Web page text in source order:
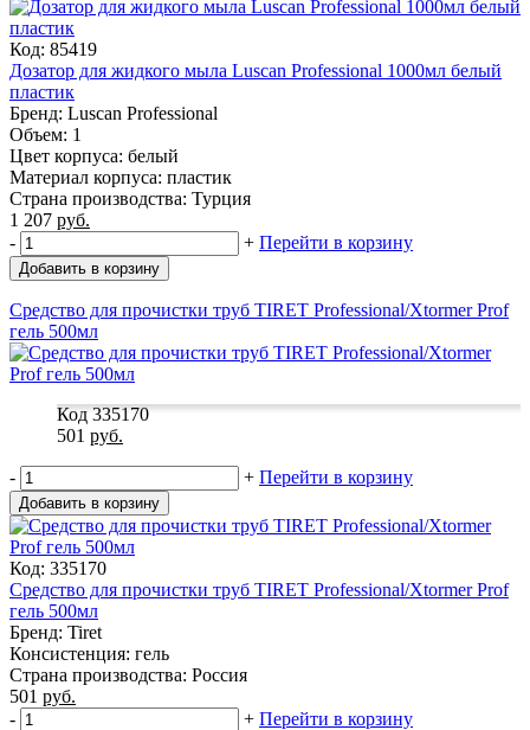
Код: 85419
Дозатор для жидкого мыла Luscan Professional 1000мл белый
пластик
Бренд: Luscan Professional
Объем: 1
Цвет корпуса: белый
Материал корпуса: пластик
Страна производства: Турция
1 207 руб.
-
+ Перейти в корзину
Добавить в корзину
Средство для прочистки труб TIRET Professional/Xtormer Prof
гель 500мл
Код 335170
501 руб.
- + Перейти в корзину
Добавить в корзину
Код: 335170
Средство для прочистки труб TIRET Professional/Xtormer Prof
гель 500мл
Бренд: Tiret
Консистенция: гель
Страна производства: Россия
501 руб.
-
+ Перейти в корзину